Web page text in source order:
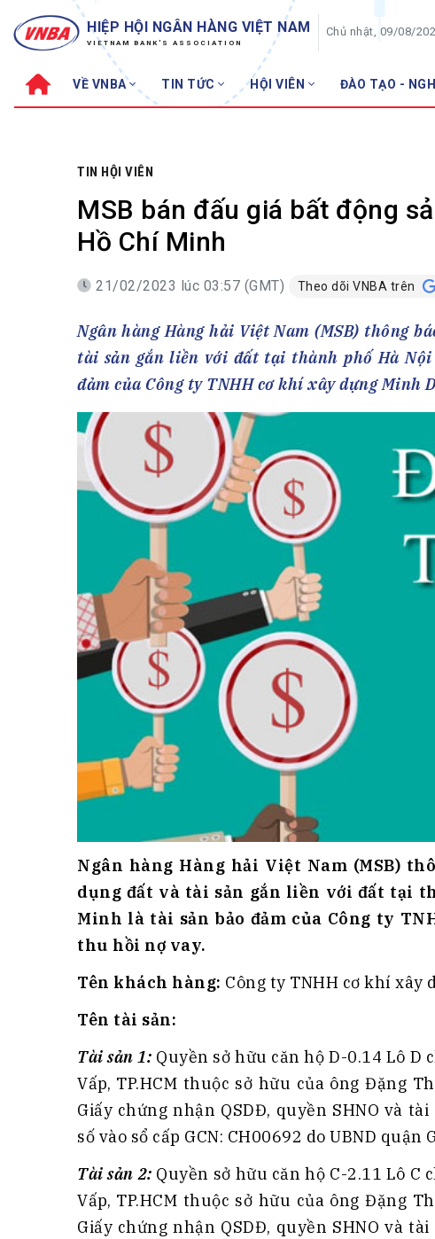
HIỆP HỘI NGÂN HÀNG VIỆT NAM
VIETNAM BANK'S ASSOCIATION
Chủ nhật, 09/08/
VỀ VNBA TIN TỨC HỘI VIÊN ĐÀO TẠO -
Sơ đồ tổ chức
Hội đồng Hiệp hội
Thường trực Hiệp hội
Cơ quan Thường trực
VNBA các thời kỳ
30 năm VNBA
Bản tin Tuần
Tin ngành ngân
Đào tạo
Fintech
Tài chính Tiêu
Thanh toán
Nhà quản trị
Tư vấn – Hỏi đáp
Tra cứu văn bản
ĐẤU GIÁ TÀI SẢN
TIN HỘI VIÊN
MSB bán đấu giá bất động
Hồ Chí Minh
21/02/2023 lúc 03:57 (GMT) Theo dõi VNBA trên
Ngân hàng Hàng hải Việt Nam (MSB) thông
tài sản gắn liền với đất tại thành phố Hà
đảm của Công ty TNHH cơ khí xây dựng Minh
Ngân hàng Hàng hải Việt Nam (MSB)
dụng đất và tài sản gắn liền với đất tại
Minh là tài sản bảo đảm của Công ty
thu hồi nợ vay.
Tên khách hàng: Công ty TNHH cơ khí xây
Tên tài sản:
Tài sản 1: Quyền sở hữu căn hộ D-0.14 Lô D
Vấp, TP.HCM thuộc sở hữu của ông Đặng
Giấy chứng nhận QSDĐ, quyền SHNO và
số vào sổ cấp GCN: CH00692 do UBND quận
Tài sản 2: Quyền sở hữu căn hộ C-2.11 Lô C
Vấp, TP.HCM thuộc sở hữu của ông Đặng
Giấy chứng nhận QSDĐ, quyền SHNO và